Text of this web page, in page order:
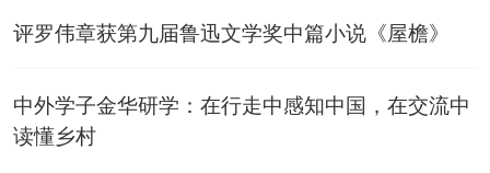
评罗伟章获第九届鲁迅文学奖中篇小说《屋檐》
中外学子金华研学：在行走中感知中国，在交流中
读懂乡村